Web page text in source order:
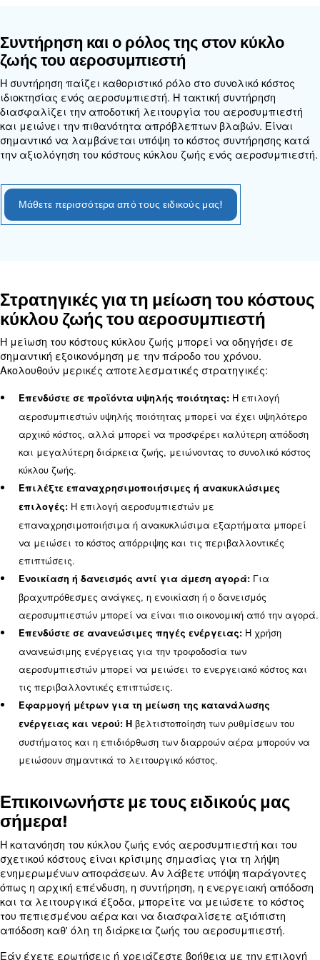
Ενεργειακή απόδοση και ο
της στον κύκλο ζωής του
αεροσυμπιεστή
Η ενεργειακήαπόδοσηείναι ένας άλλος
παράγοντας που πρέπει να λαμβάνεται υπόψη
αξιολόγηση ενός αεροσυμπιεστή. Ενώ τα
αποδοτικά μοντέλα μπορεί να έχουν υψηλότερο
κόστος, μπορούν να οδηγήσουν σε σημαντική
μακροπρόθεσμα μέσω χαμηλότερου
αεροσυμπιεστή.
Πλεονεκτήματα ενεργειακής
Μειωμένοι λογαριασμοί ενέργειας: Η
κατανάλωση ενέργειας μεταφράζεται σε
παροχής ηλεκτρισμού.
Περιβαλλοντικές επιπτώσεις: Οι ενεργειακά
αεροσυμπιεστές έχουν μικρότερο αποτύπωμα
Μακροπρόθεσμη εξοικονόμηση
: Παρά το
κόστος, τα ενεργειακά αποδοτικά μοντέλα
καλύτερη απόδοση επένδυσης με την πάροδο του
Συντήρηση και ο ρόλος της στον
ζωής του αεροσυμπιεστή
Η συντήρηση παίζει καθοριστικό ρόλο στο
ιδιοκτησίας ενός αεροσυμπιεστή. Η τακτική
διασφαλίζει την αποδοτική λειτουργία του
και μειώνει την πιθανότητα απρόβλεπτων
σημαντικό να λαμβάνεται υπόψη το κόστος
την αξιολόγηση του κόστους κύκλου ζωής ενός
Μάθετε περισσότερα από τους ειδικούς μας!
Στρατηγικές για τη μείωση του